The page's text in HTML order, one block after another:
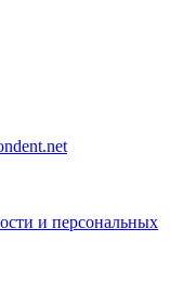
и персональных